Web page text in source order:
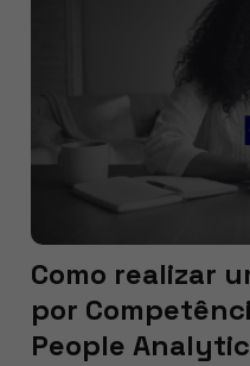
Como realizar
por
People